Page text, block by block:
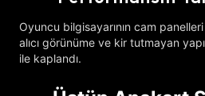
Oyuncu bilgisayarının cam
alıcı görünüme ve kir tutmayan
ile kaplandı.